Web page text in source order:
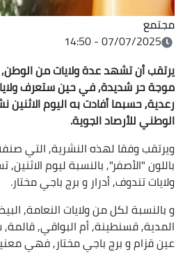
مجتمع
07/07/2025 - 14:50
يرتقب أن تشهد عدة ولايات من الوطن,
موجة حر شديدة, في حين ستعرف
رعدية, حسبما أفادت به اليوم الاثنين
الوطني للأرصاد الجوية.
ويرتقب وفقا لهذه النشرية, التي
باللون "الأصفر", بالنسبة ليوم
ولايات تندوف, أدرار و برج باجي مختار.
و بالنسبة لكل من ولايات النعامة,
المدية, قسنطينة, أم البواقي,
عين قزام و برج باجي مختار, فهي معنية